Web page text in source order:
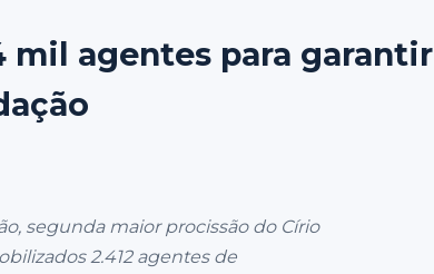
mil agentes para garantir
segunda maior procissão do Círio
2.412 agentes de